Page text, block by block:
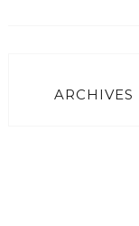
ARCHIVES